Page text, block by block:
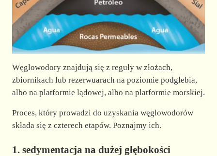
Węglowodory znajdują się z reguły w złożach,
zbiornikach lub rezerwuarach na poziomie podglebia,
albo na platformie lądowej, albo na platformie morskiej.
Proces, który prowadzi do uzyskania węglowodorów
składa się z czterech etapów. Poznajmy ich.
1. sedymentacja na dużej głębokości